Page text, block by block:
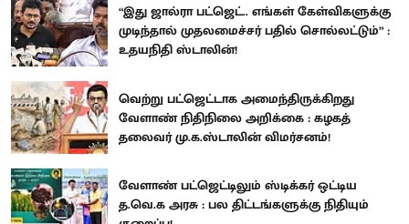
“இது ஜால்ரா பட்ஜெட்.. எங்கள் கேள்விகளுக்கு
முடிந்தால் முதலமைச்சர் பதில் சொல்லட்டும்” :
உதயநிதி ஸ்டாலின்!
வெற்று பட்ஜெட்டாக அமைந்திருக்கிறது
வேளாண் நிதிநிலை அறிக்கை : கழகத்
தலைவர் மு.க.ஸ்டாலின் விமர்சனம்!
வேளாண் பட்ஜெட்டிலும் ஸ்டிக்கர் ஒட்டிய
த.வெ.க அரசு : பல திட்டங்களுக்கு நிதியும்